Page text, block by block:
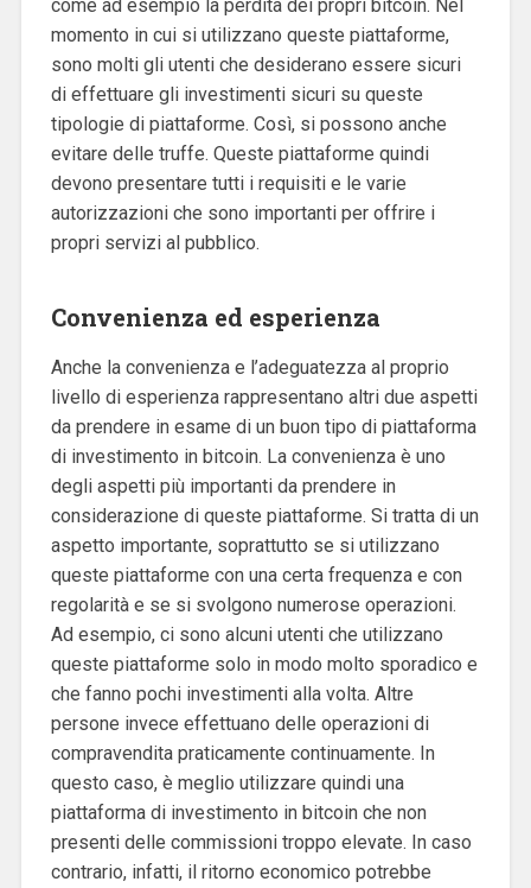
come ad esempio la perdita dei propri bitcoin. Nel
momento in cui si utilizzano queste piattaforme,
sono molti gli utenti che desiderano essere sicuri
di effettuare gli investimenti sicuri su queste
tipologie di piattaforme. Così, si possono anche
evitare delle truffe. Queste piattaforme quindi
devono presentare tutti i requisiti e le varie
autorizzazioni che sono importanti per offrire i
propri servizi al pubblico.
Convenienza ed esperienza
Anche la convenienza e l’adeguatezza al proprio
livello di esperienza rappresentano altri due aspetti
da prendere in esame di un buon tipo di piattaforma
di investimento in bitcoin. La convenienza è uno
degli aspetti più importanti da prendere in
considerazione di queste piattaforme. Si tratta di un
aspetto importante, soprattutto se si utilizzano
queste piattaforme con una certa frequenza e con
regolarità e se si svolgono numerose operazioni.
Ad esempio, ci sono alcuni utenti che utilizzano
queste piattaforme solo in modo molto sporadico e
che fanno pochi investimenti alla volta. Altre
persone invece effettuano delle operazioni di
compravendita praticamente continuamente. In
questo caso, è meglio utilizzare quindi una
piattaforma di investimento in bitcoin che non
presenti delle commissioni troppo elevate. In caso
contrario, infatti, il ritorno economico potrebbe